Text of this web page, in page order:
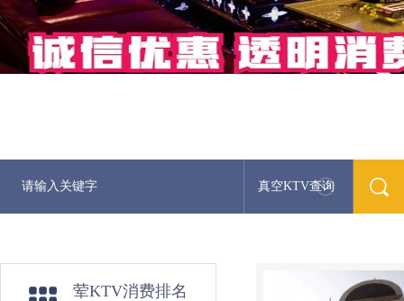
真空KTV查询
荤KTV消费排名